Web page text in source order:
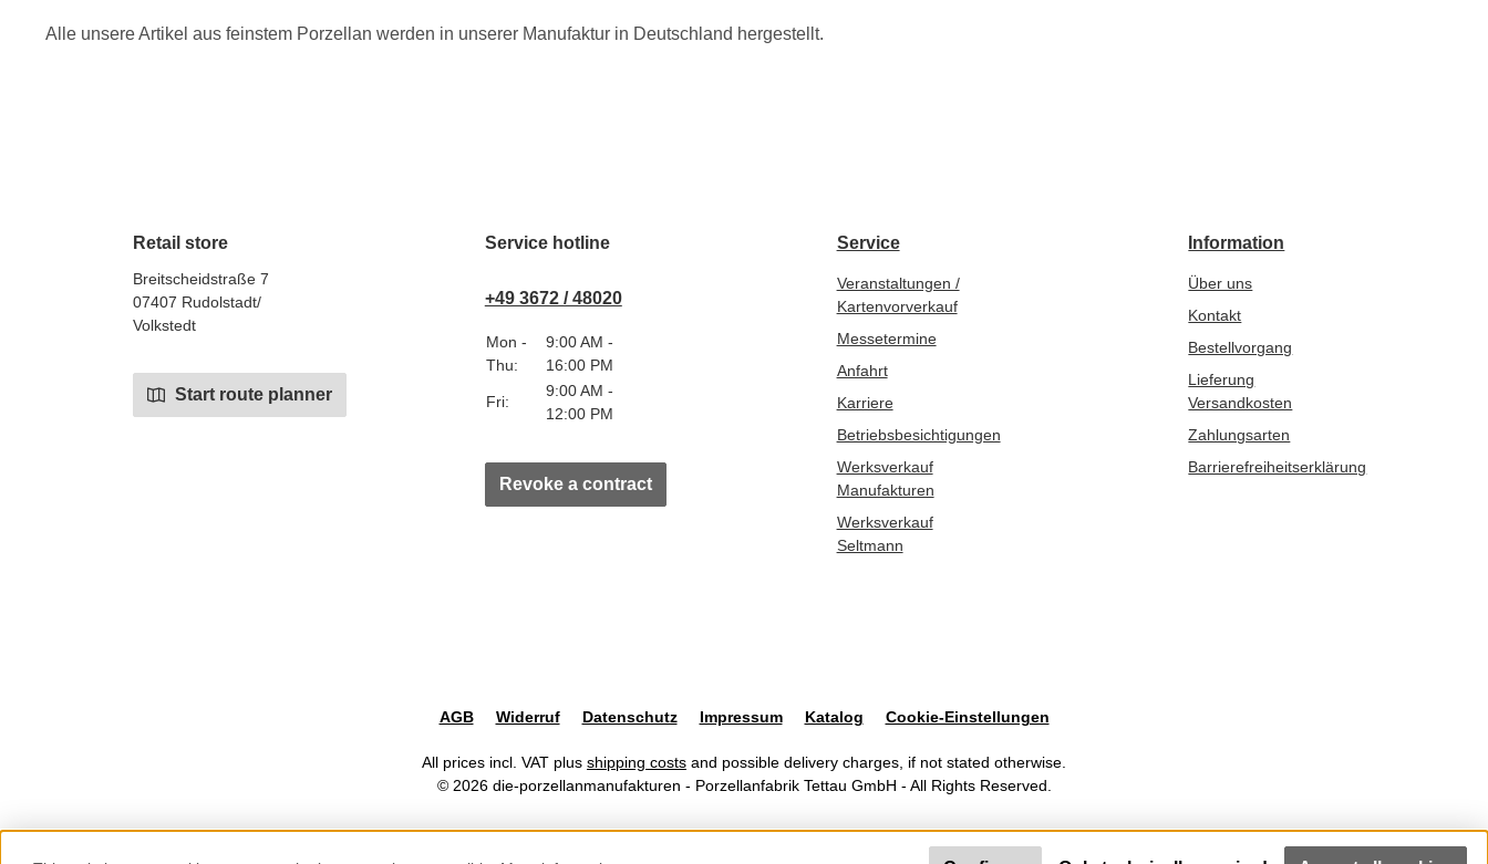
Alle unsere Artikel aus feinstem Porzellan werden in unserer Manufaktur in Deutschland hergestellt.
Retail store
Breitscheidstraße 7
07407 Rudolstadt/
Volkstedt
Start route planner
Service hotline
+49 3672 / 48020
Mon -
Thu:
9:00 AM -
16:00 PM
Fri:
9:00 AM -
12:00 PM
Revoke a contract
Service
Veranstaltungen /
Kartenvorverkauf
Messetermine
Anfahrt
Karriere
Betriebsbesichtigungen
Werksverkauf
Manufakturen
Werksverkauf
Seltmann
Information
Über uns
Kontakt
Bestellvorgang
Lieferung
Versandkosten
Zahlungsarten
Barrierefreiheitserklärung
AGB Widerruf Datenschutz Impressum Katalog Cookie-Einstellungen
All prices incl. VAT plus shipping costs and possible delivery charges, if not stated otherwise.
© 2026 die-porzellanmanufakturen - Porzellanfabrik Tettau GmbH - All Rights Reserved.